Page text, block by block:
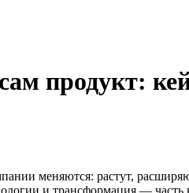
продукт:
меняются: растут,
и трансформация — часть